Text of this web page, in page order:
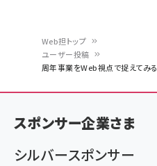
ン
く
ず
Web担トップ
ユーザー投稿
周年事業をWeb視点で捉えてみる
スポンサー企業さま
シルバースポンサー